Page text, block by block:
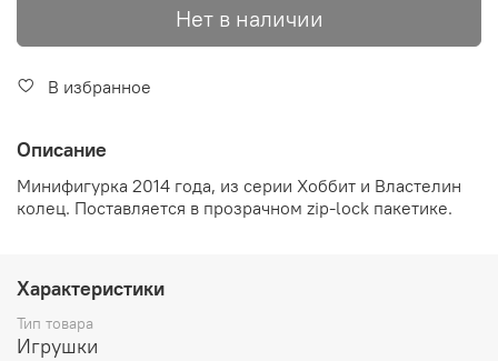
Нет в наличии
В избранное
Описание
Минифигурка 2014 года, из серии Хоббит и Властелин
колец. Поставляется в прозрачном zip-lock пакетике.
Характеристики
Тип товара
Игрушки